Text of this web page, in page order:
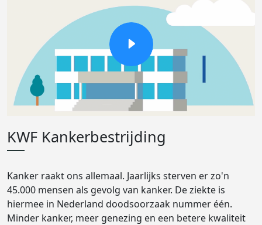
KWF Kankerbestrijding
Kanker raakt ons allemaal. Jaarlijks sterven er zo'n
45.000 mensen als gevolg van kanker. De ziekte is
hiermee in Nederland doodsoorzaak nummer één.
Minder kanker, meer genezing en een betere kwaliteit